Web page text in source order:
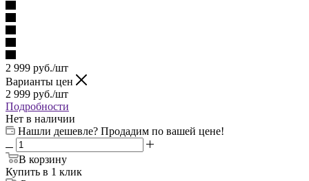
2 999 руб./шт
Варианты цен
2 999 руб./шт
Подробности
Нет в наличии
Нашли дешевле? Продадим по вашей цене!
В корзину
Купить в 1 клик